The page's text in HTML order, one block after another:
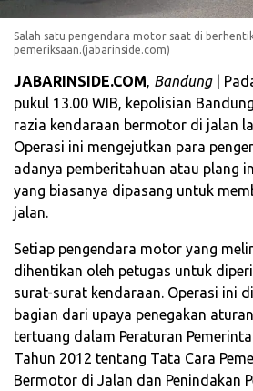
Salah satu pengendara motor saat di
pemeriksaan.(jabarinside.com)
JABARINSIDE.COM, Bandung|
pukul 13.00 WIB, kepolisian
razia kendaraan bermotor di jalan
Operasi ini mengejutkan para
adanya pemberitahuan atau plang
yang biasanya dipasang untuk
jalan.
Setiap pengendara motor yang
dihentikan oleh petugas untuk
surat-surat kendaraan. Operasi ini
bagian dari upaya penegakan
tertuang dalam Peraturan
Tahun 2012 tentang Tata Cara
Bermotor di Jalan dan Penindakan